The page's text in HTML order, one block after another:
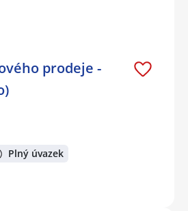
prodeje -
Plný úvazek